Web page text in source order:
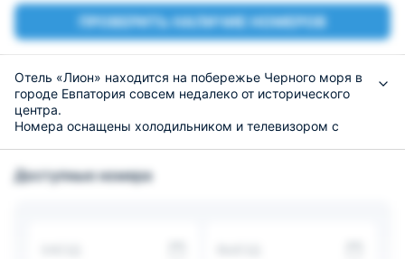
ПРОВЕРИТЬ НАЛИЧИЕ НОМЕРОВ
Отель «Лион» находится на побережье Черного моря в
городе Евпатория совсем недалеко от исторического
центра.
Номера оснащены холодильником и телевизором с
косметические принадлежности.
Доступные номера